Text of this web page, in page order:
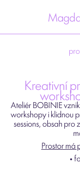
Kreativní
Ateliér BOBINIE
workshopy i klidnou
sessions, obsah pro
Prostor má
•